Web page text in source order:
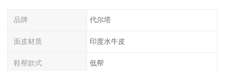
品牌 代尔塔
面皮材质 印度水牛皮
鞋帮款式 低帮